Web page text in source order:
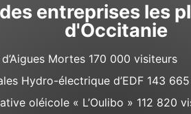
entreprises les
d'Occitanie
Mortes 170 000 visiteurs
Hydro-électrique d’EDF 143
oléicole « L’Oulibo » 112 820